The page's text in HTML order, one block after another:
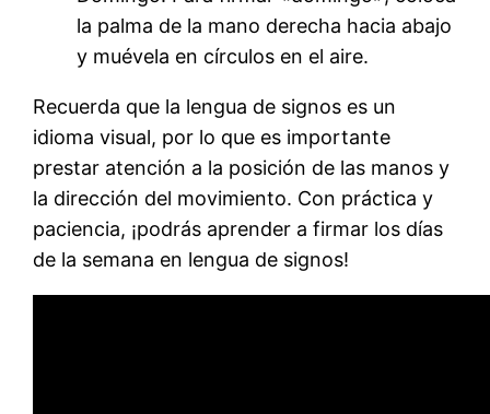
la palma de la mano derecha hacia abajo
y muévela en círculos en el aire.
Recuerda que la lengua de signos es un
idioma visual, por lo que es importante
prestar atención a la posición de las manos y
la dirección del movimiento. Con práctica y
paciencia, ¡podrás aprender a firmar los días
de la semana en lengua de signos!